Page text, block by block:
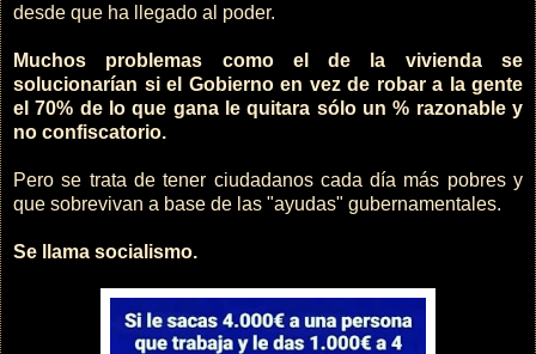
desde que ha llegado al poder.
Muchos problemas como el de la vivienda se
solucionarían si el Gobierno en vez de robar a la gente
el 70% de lo que gana le quitara sólo un % razonable y
no confiscatorio.
Pero se trata de tener ciudadanos cada día más pobres y
que sobrevivan a base de las "ayudas" gubernamentales.
Se llama socialismo.